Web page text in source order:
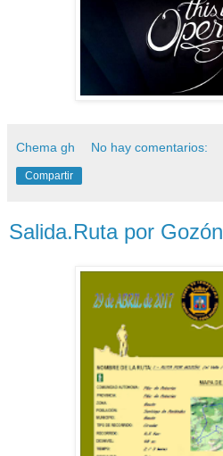
Chema gh No hay comentarios:
Compartir
Salida.Ruta por Gozón